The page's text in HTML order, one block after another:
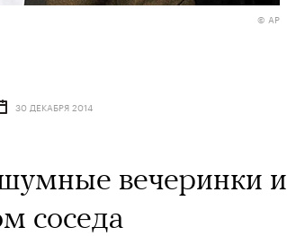
© AP
30 ДЕКАБРЯ 2014
вечеринки и
соседа